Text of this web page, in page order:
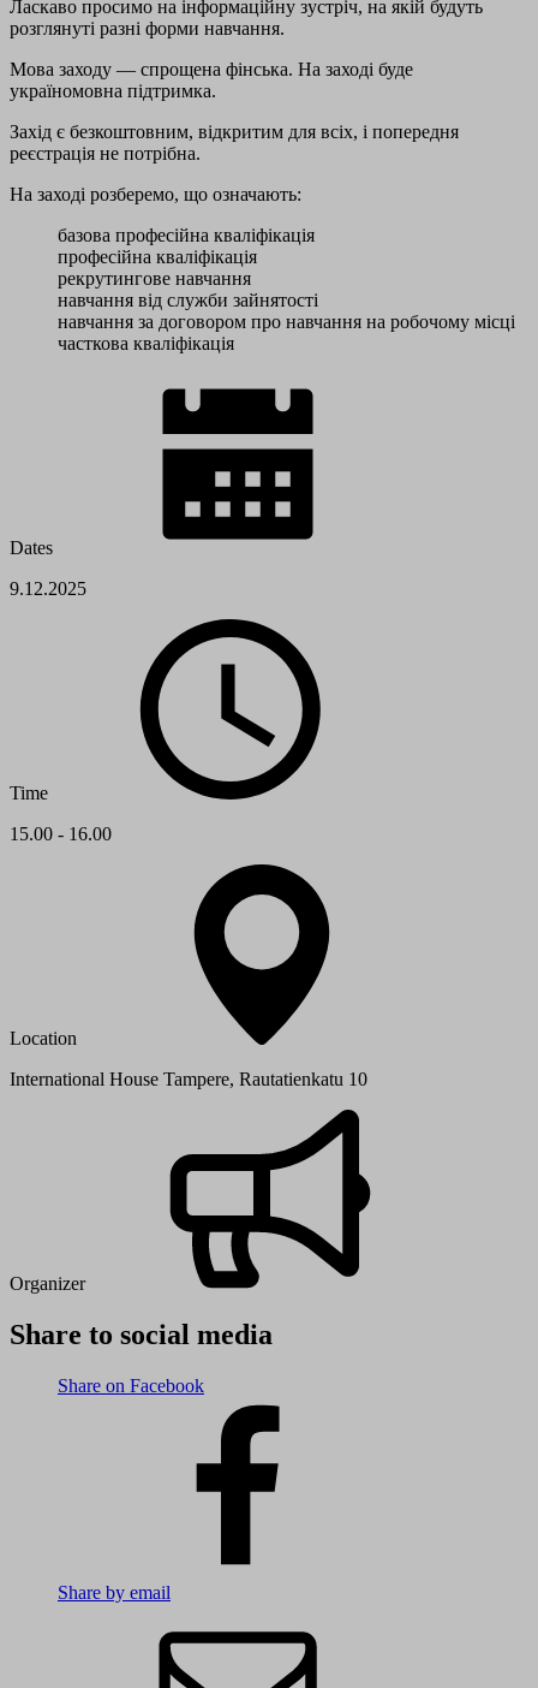
Ласкаво просимо на інформаційну зустріч, на якій будуть
розглянуті разні форми навчання.
Мова заходу — спрощена фінська. На заході буде
україномовна підтримка.
Захід є безкоштовним, відкритим для всіх, і попередня
реєстрація не потрібна.
На заході розберемо, що означають:
базова професійна кваліфікація
професійна кваліфікація
рекрутингове навчання
навчання від служби зайнятості
навчання за договором про навчання на робочому місці
часткова кваліфікація
Dates
9.12.2025
Time
15.00 - 16.00
Location
International House Tampere, Rautatienkatu 10
Organizer
Share to social media
Share on Facebook
Share by email